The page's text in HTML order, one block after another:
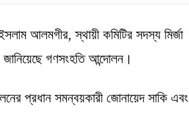
আলমগীর, স্থায়ী কমিটির সদস্য মির্জা
জানিয়েছে গণসংহতি আন্দোলন।
প্রধান সমন্বয়কারী জোনায়েদ সাকি এবং